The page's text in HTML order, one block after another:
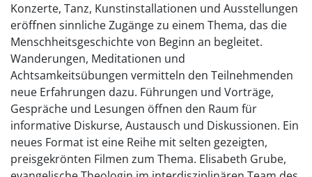
Konzerte, Tanz, Kunstinstallationen und Ausstellungen
eröffnen sinnliche Zugänge zu einem Thema, das die
Menschheitsgeschichte von Beginn an begleitet.
Wanderungen, Meditationen und
Achtsamkeitsübungen vermitteln den Teilnehmenden
neue Erfahrungen dazu. Führungen und Vorträge,
Gespräche und Lesungen öffnen den Raum für
informative Diskurse, Austausch und Diskussionen. Ein
neues Format ist eine Reihe mit selten gezeigten,
preisgekrönten Filmen zum Thema. Elisabeth Grube,